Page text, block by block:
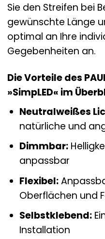
Sie den Streifen bei
gewünschte Länge
optimal an Ihre
Gegebenheiten an.
Die Vorteile des
»SimpLED« im
Neutralweißes
natürliche und
Dimmbar:
anpassbar
Flexibel:
Oberflächen und
Selbstklebend:
Installation